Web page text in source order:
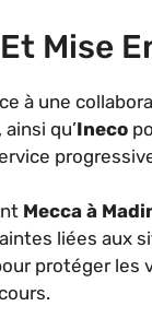
Mise
à une
ainsi qu’Ineco
Mecca à
liées aux
protéger les